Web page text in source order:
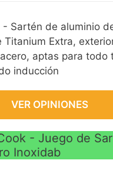
- Sartén de aluminio
Titanium Extra,
aptas para todo
inducción
VER OPINIONES
- Juego de
Inoxidab